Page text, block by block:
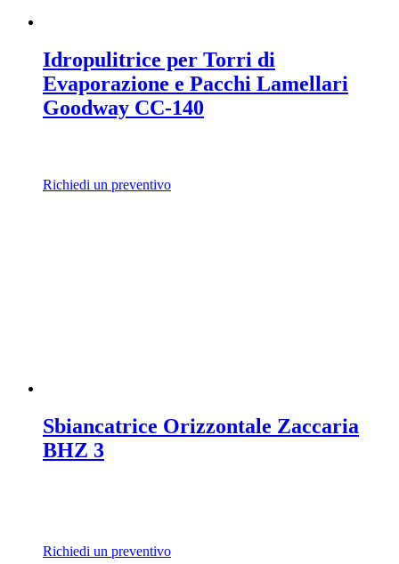
Idropulitrice per Torri di
Evaporazione e Pacchi Lamellari
Goodway CC-140
Richiedi un preventivo
Sbiancatrice Orizzontale Zaccaria
BHZ 3
Richiedi un preventivo